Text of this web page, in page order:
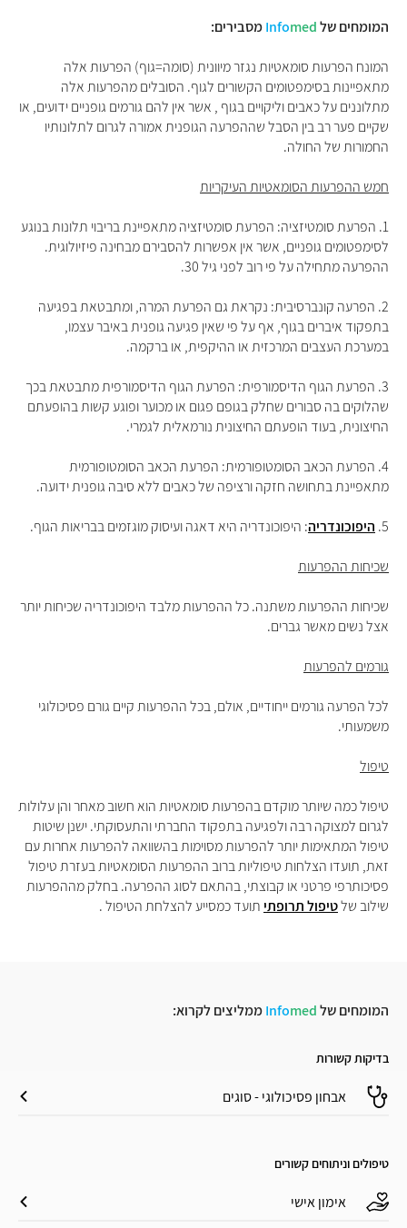
המומחים של Infomed מסבירים:
המונח הפרעות סומאטיות נגזר מיוונית (סומה=גוף) הפרעות אלה
מתאפיינות בסימפטומים הקשורים לגוף. הסובלים מהפרעות אלה
מתלוננים על כאבים וליקויים בגוף , אשר אין להם גורמים גופניים ידועים, או
שקיים פער רב בין הסבל שההפרעה הגופנית אמורה לגרום לתלונותיו
החמורות של החולה.
חמש ההפרעות הסומאטיות העיקריות
1. הפרעת סומטיזציה: הפרעת סומטיזציה מתאפיינת בריבוי תלונות בנוגע
לסימפטומים גופניים, אשר אין אפשרות להסבירם מבחינה פיזיולוגית.
ההפרעה מתחילה על פי רוב לפני גיל 30.
2. הפרעה קונברסיבית: נקראת גם הפרעת המרה, ומתבטאת בפגיעה
בתפקוד איברים בגוף, אף על פי שאין פגיעה גופנית באיבר עצמו,
במערכת העצבים המרכזית או ההיקפית, או ברקמה.
3. הפרעת הגוף הדיסמורפית: הפרעת הגוף הדיסמורפית מתבטאת בכך
שהלוקים בה סבורים שחלק בגופם פגום או מכוער ופוגע קשות בהופעתם
החיצונית, בעוד הופעתם החיצונית נורמאלית לגמרי.
4. הפרעת הכאב הסומטופורמית: הפרעת הכאב הסומטופורמית
מתאפיינת בתחושה חזקה ורציפה של כאבים ללא סיבה גופנית ידועה.
5. היפוכונדריה: היפוכונדריה היא דאגה ועיסוק מוגזמים בבריאות הגוף.
שכיחות ההפרעות
שכיחות ההפרעות משתנה. כל ההפרעות מלבד היפוכונדריה שכיחות יותר
אצל נשים מאשר גברים.
גורמים להפרעות
לכל הפרעה גורמים ייחודיים, אולם, בכל ההפרעות קיים גורם פסיכולוגי
משמעותי.
טיפול
טיפול כמה שיותר מוקדם בהפרעות סומאטיות הוא חשוב מאחר והן עלולות
לגרום למצוקה רבה ולפגיעה בתפקוד החברתי והתעסוקתי. ישנן שיטות
טיפול המתאימות יותר להפרעות מסוימות בהשוואה להפרעות אחרות עם
זאת, תועדו הצלחות טיפוליות ברוב ההפרעות הסומאטיות בעזרת טיפול
פסיכותרפי פרטני או קבוצתי, בהתאם לסוג ההפרעה. בחלק מההפרעות
שילוב שלטיפול תרופתי תועד כמסייע להצלחת הטיפול .
המומחים של Infomed ממליצים לקרוא:
בדיקות קשורות
אבחון פסיכולוגי - סוגים
טיפולים וניתוחים קשורים
אימון אישי